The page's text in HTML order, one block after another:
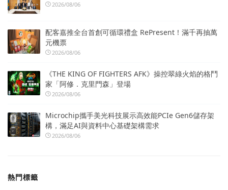
2026/08/06
配客嘉推全台首創可循環禮盒 RePresent！滿千再抽萬
元機票
2026/08/06
《THE KING OF FIGHTERS AFK》操控翠綠火焰的格鬥
家「阿修．克里門森」登場
2026/08/06
Microchip攜手美光科技展示高效能PCIe Gen6儲存架
構，滿足AI與資料中心基礎架構需求
2026/08/06
熱門標籤